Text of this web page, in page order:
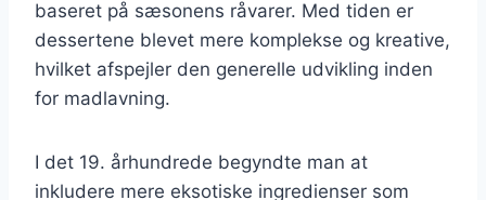
baseret på sæsonens råvarer. Med tiden er
dessertene blevet mere komplekse og kreative,
hvilket afspejler den generelle udvikling inden
for madlavning.
I det 19. århundrede begyndte man at
inkludere mere eksotiske ingredienser som